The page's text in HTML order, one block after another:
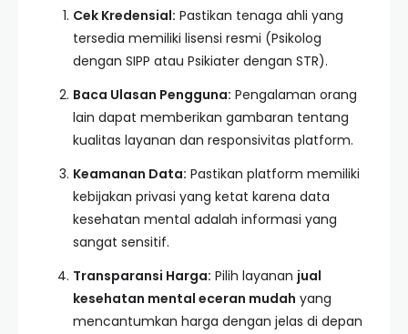
Cek Kredensial: Pastikan tenaga ahli yang
tersedia memiliki lisensi resmi (Psikolog
dengan SIPP atau Psikiater dengan STR).
Baca Ulasan Pengguna: Pengalaman orang
lain dapat memberikan gambaran tentang
kualitas layanan dan responsivitas platform.
Keamanan Data: Pastikan platform memiliki
kebijakan privasi yang ketat karena data
kesehatan mental adalah informasi yang
sangat sensitif.
Transparansi Harga: Pilih layanan jual
kesehatan mental eceran mudah yang
mencantumkan harga dengan jelas di depan